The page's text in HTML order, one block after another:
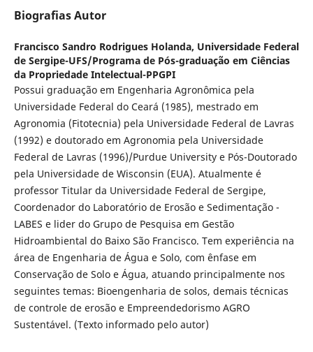
Biografias Autor
Francisco Sandro Rodrigues Holanda, Universidade Federal
de Sergipe-UFS/Programa de Pós-graduação em Ciências
da Propriedade Intelectual-PPGPI
Possui graduação em Engenharia Agronômica pela
Universidade Federal do Ceará (1985), mestrado em
Agronomia (Fitotecnia) pela Universidade Federal de Lavras
(1992) e doutorado em Agronomia pela Universidade
Federal de Lavras (1996)/Purdue University e Pós-Doutorado
pela Universidade de Wisconsin (EUA). Atualmente é
professor Titular da Universidade Federal de Sergipe,
Coordenador do Laboratório de Erosão e Sedimentação -
LABES e lider do Grupo de Pesquisa em Gestão
Hidroambiental do Baixo São Francisco. Tem experiência na
área de Engenharia de Água e Solo, com ênfase em
Conservação de Solo e Água, atuando principalmente nos
seguintes temas: Bioengenharia de solos, demais técnicas
de controle de erosão e Empreendedorismo AGRO
Sustentável. (Texto informado pelo autor)